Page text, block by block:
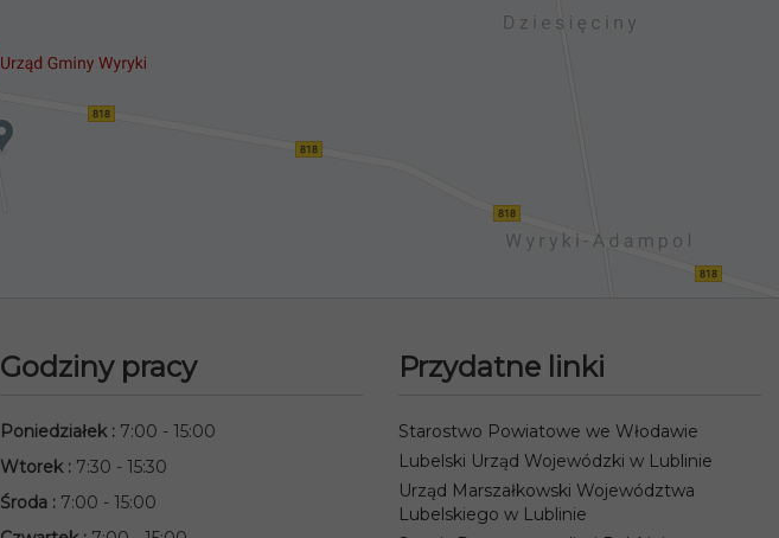
Godziny pracy
Poniedziałek: 7:00 - 15:00
Wtorek: 7:30 - 15:30
Środa : 7:00 - 15:00
Przydatne linki
Starostwo Powiatowe we Włodawie
Lubelski Urząd Wojewódzki w Lublinie
Urząd Marszałkowski Województwa
Lubelskiego w Lublinie